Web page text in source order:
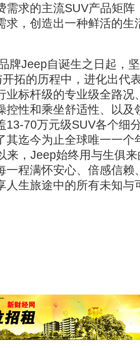
需求的主流SUV产品矩
求，创造出一种鲜活的生
牌Jeep自诞生之日起，
拓的历程中，进化出代
业标杆级的专业级全路况
控性和乘坐舒适性、以及
13-70万元级SUV各个细
其迄今为止全球唯一一个
来，Jeep始终用与生俱
一程满怀安心、倍感信赖
人生旅途中的所有未知与